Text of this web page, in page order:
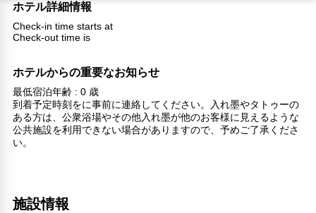
ホテル詳細情報
Check-in time starts at
Check-out time is
ホテルからの重要なお知らせ
最低宿泊年齢 : 0 歳
到着予定時刻をに事前に連絡してください。入れ墨やタトゥーの
ある方は、公衆浴場やその他入れ墨が他のお客様に見えるような
公共施設を利用できない場合がありますので、予めご了承くださ
い。
施設情報